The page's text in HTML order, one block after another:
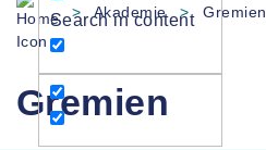
Search in content
> Akademie > Gremien
Gremien